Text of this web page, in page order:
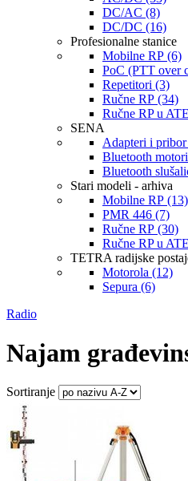
DC/AC (8)
DC/DC (16)
Profesionalne stanice
Mobilne RP (6)
PoC (PTT over
Repetitori (3)
Ručne RP (34)
Ručne RP u
SENA
Adapteri i
Bluetooth
Bluetooth
Stari modeli - arhiva
Mobilne RP (13)
PMR 446 (7)
Ručne RP (30)
Ručne RP u
TETRA radijske
Motorola (12)
Sepura (6)
Radio
Najam
Sortiranje